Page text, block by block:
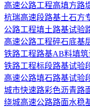
高速公路工程高填方路
杭瑞高速段路基土石方
公路工程填土路基试验
高速公路工程碎石底基
铁路工程路基AB料填
铁路工程标段路基试验
高速公路填石路基试验
城市快速路彩色沥青路
绕城高速公路路面水稳